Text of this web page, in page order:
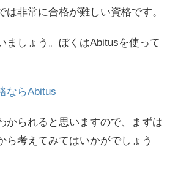
は非常に合格が難しい資格です。
ましょう。ぼくはAbitusを使って
ならAbitus
かられると思いますので、まずは
ら考えてみてはいかがでしょう